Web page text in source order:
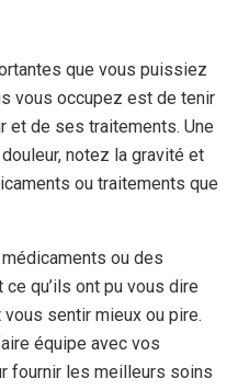
que vous puissiez
vous occupez est de tenir
et de ses traitements. Une
notez la gravité et
ou traitements que
ou des
qu’ils ont pu vous dire
sentir mieux ou pire.
équipe avec vos
fournir les meilleurs soins